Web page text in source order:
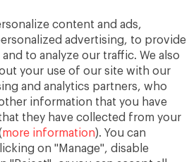
content and ads,
advertising, to provide
to analyze our traffic. We also
your use of our site with our
and analytics partners, who
information that you have
they have collected from your
more information). You can
on "Manage", disable
Presupuesto
la Alimentación y las bebidas
Telento
Vademécum alimentario